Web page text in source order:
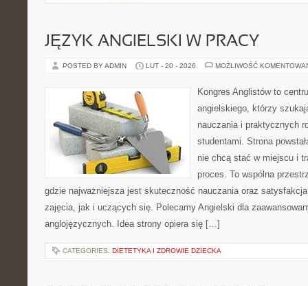
JĘZYK ANGIELSKI W PRACY
POSTED BY ADMIN LUT - 20 - 2026 MOŻLIWOŚĆ
Kongres Anglistów to
angielskiego, którzy
nauczania i praktycznych
studentami. Strona
nie chcą stać w miejscu i
proces. To wspólna
gdzie najważniejsza jest skuteczność nauczania oraz
zajęcia, jak i uczących się. Polecamy Angielski dla
anglojęzycznych. Idea strony opiera się […]
CATEGORIES: DIETETYKA I ZDROWIE DZIECKA